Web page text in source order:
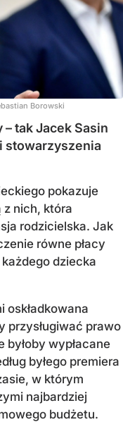
Borowski
tak Jacek Sasin
stowarzyszenia
pokazuje
nich, która
rodzicielska. Jak
równe płacy
dziecka
oskładkowana
przysługiwać prawo
byłoby wypłacane
byłego premiera
w którym
najbardziej
budżetu.